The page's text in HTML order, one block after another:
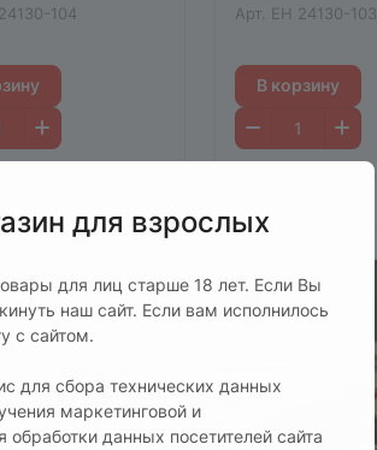
104
Арт. EH 24130-103
В корзину
для взрослых
для лиц старше 18 лет. Если Вы
наш сайт. Если вам исполнилось
с сайтом.
для сбора технических данных
маркетинговой и
данных посетителей сайта